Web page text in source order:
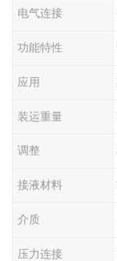
电气连接
功能特性
应用
装运重量
调整
接液材料
介质
压力连接